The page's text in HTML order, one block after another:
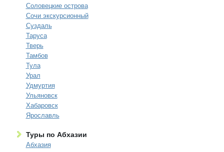
Соловецкие острова
Сочи экскурсионный
Суздаль
Таруса
Тверь
Тамбов
Тула
Урал
Удмуртия
Ульяновск
Хабаровск
Ярославль
Туры по Абхазии
Абхазия